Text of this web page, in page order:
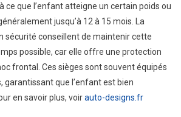
ce que l’enfant atteigne un certain poids ou
jusqu’à 12 à 15 mois. La
sécurité conseillent de maintenir cette
possible, car elle offre une protection
frontal. Ces sièges sont souvent équipés
garantissant que l’enfant est bien
en savoir plus, voirauto-designs.fr